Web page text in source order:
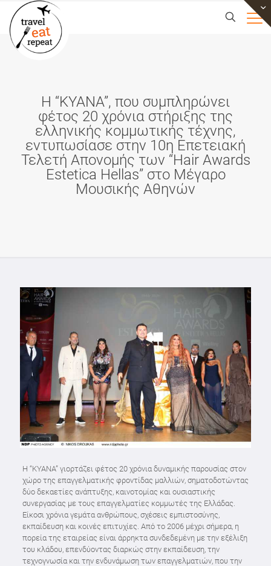
Η “KYANA”, που συμπληρώνει
φέτος 20 χρόνια στήριξης της
ελληνικής κομμωτικής τέχνης,
εντυπωσίασε στην 10η Επετειακή
Τελετή Απονομής των “Hair Awards
Estetica Hellas” στο Μέγαρο
Μουσικής Αθηνών
Η “KYANA” γιορτάζει φέτος 20 χρόνια δυναμικής παρουσίας στον
χώρο της επαγγελματικής φροντίδας μαλλιών, σηματοδοτώντας
δύο δεκαετίες ανάπτυξης, καινοτομίας και ουσιαστικής
συνεργασίας με τους επαγγελματίες κομμωτές της Ελλάδας.
Είκοσι χρόνια γεμάτα ανθρώπους, σχέσεις εμπιστοσύνης,
εκπαίδευση και κοινές επιτυχίες. Από το 2006 μέχρι σήμερα, η
πορεία της εταιρείας είναι άρρηκτα συνδεδεμένη με την εξέλιξη
του κλάδου, επενδύοντας διαρκώς στην εκπαίδευση, την
τεχνογνωσία και την ενδυνάμωση των επαγγελματιών, που την